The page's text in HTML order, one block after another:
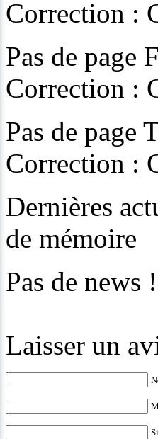
Correction :
Pas de page
Correction :
Pas de page
Correction :
Dernières
de mémoire
Pas de news !
Laisser un